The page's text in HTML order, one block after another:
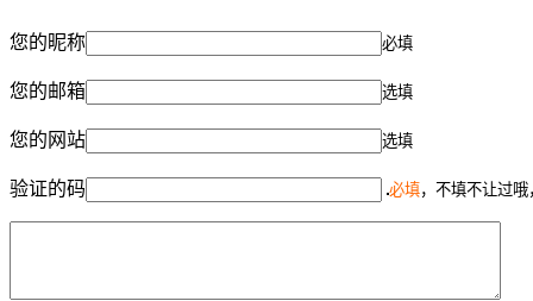
您的昵称 必填
您的邮箱 选填
您的网站 选填
验证的码 必填，不填不让过